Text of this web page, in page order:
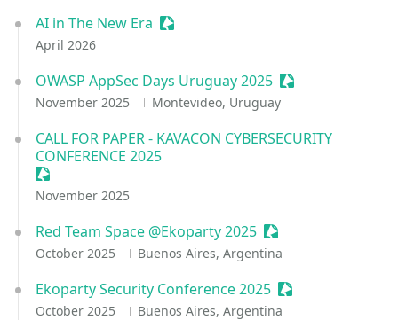
AI in The New Era Sessionize Event
April 2026
OWASP AppSec Days Uruguay 2025 Sessionize Event
November 2025 Montevideo, Uruguay
CALL FOR PAPER - KAVACON CYBERSECURITY
CONFERENCE 2025
Sessionize Event
November 2025
Red Team Space @Ekoparty 2025 Sessionize Event
October 2025 Buenos Aires, Argentina
Ekoparty Security Conference 2025 Sessionize Event
October 2025 Buenos Aires, Argentina